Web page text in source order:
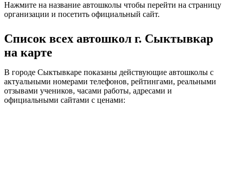
Нажмите на название автошколы чтобы перейти на страницу
организации и посетить официальный сайт.
Список всех автошкол г. Сыктывкар
на карте
В городе Сыктывкаре показаны действующие автошколы с
актуальными номерами телефонов, рейтингами, реальными
отзывами учеников, часами работы, адресами и
официальными сайтами с ценами: